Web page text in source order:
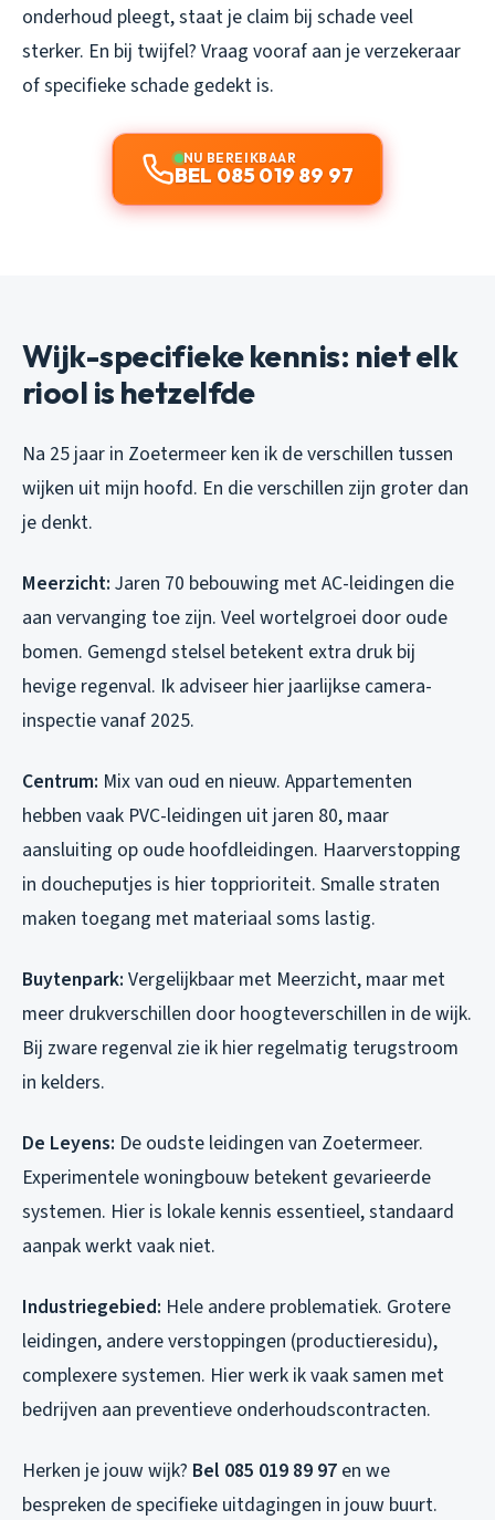
onderhoud pleegt, staat je claim bij schade veel
sterker. En bij twijfel? Vraag vooraf aan je verzekeraar
of specifieke schade gedekt is.
NU BEREIKBAAR
BEL 085 019 89 97
Wijk-specifieke kennis: niet elk
riool is hetzelfde
Na 25 jaar in Zoetermeer ken ik de verschillen tussen
wijken uit mijn hoofd. En die verschillen zijn groter dan
je denkt.
Meerzicht: Jaren 70 bebouwing met AC-leidingen die
aan vervanging toe zijn. Veel wortelgroei door oude
bomen. Gemengd stelsel betekent extra druk bij
hevige regenval. Ik adviseer hier jaarlijkse camera-
inspectie vanaf 2025.
Centrum: Mix van oud en nieuw. Appartementen
hebben vaak PVC-leidingen uit jaren 80, maar
aansluiting op oude hoofdleidingen. Haarverstopping
in doucheputjes is hier topprioriteit. Smalle straten
maken toegang met materiaal soms lastig.
Buytenpark: Vergelijkbaar met Meerzicht, maar met
meer drukverschillen door hoogteverschillen in de wijk.
Bij zware regenval zie ik hier regelmatig terugstroom
in kelders.
De Leyens: De oudste leidingen van Zoetermeer.
Experimentele woningbouw betekent gevarieerde
systemen. Hier is lokale kennis essentieel, standaard
aanpak werkt vaak niet.
Industriegebied: Hele andere problematiek. Grotere
leidingen, andere verstoppingen (productieresidu),
complexere systemen. Hier werk ik vaak samen met
bedrijven aan preventieve onderhoudscontracten.
Herken je jouw wijk? Bel 085 019 89 97 en we
bespreken de specifieke uitdagingen in jouw buurt.